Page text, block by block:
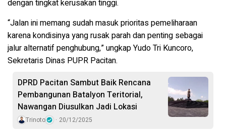
dengan tingkat kerusakan tinggi.
“Jalan ini memang sudah masuk prioritas pemeliharaan
karena kondisinya yang rusak parah dan penting sebagai
jalur alternatif penghubung,” ungkap Yudo Tri Kuncoro,
Sekretaris Dinas PUPR Pacitan.
DPRD Pacitan Sambut Baik Rencana
Pembangunan Batalyon Teritorial,
Nawangan Diusulkan Jadi Lokasi
Trinoto 20/12/2025